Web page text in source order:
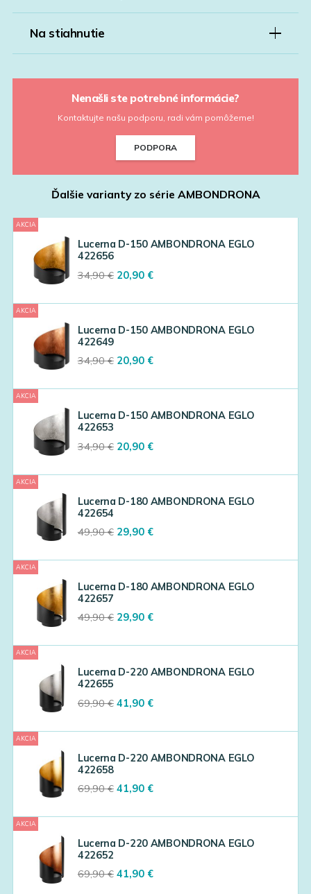
Na stiahnutie
Nenašli ste potrebné informácie?
Kontaktujte našu podporu, radi vám pomôžeme!
PODPORA
Ďalšie varianty zo série AMBONDRONA
AKCIA
Lucerna D-150 AMBONDRONA EGLO
422656
34,90€ Original
was:
20,90 €Current
is:
AKCIA
Lucerna D-150 AMBONDRONA EGLO
422649
34,90€ Original
was:
20,90 €Current
is:
AKCIA
Lucerna D-150 AMBONDRONA EGLO
422653
34,90€ Original
was:
20,90 €Current
is:
AKCIA
Lucerna D-180 AMBONDRONA EGLO
422654
49,90€ Original
was:
29,90 €Current
is:
AKCIA
Lucerna D-180 AMBONDRONA EGLO
422657
49,90€ Original
was:
29,90 €Current
is:
AKCIA
Lucerna D-220 AMBONDRONA EGLO
422655
69,90€ Original
was:
41,90 €Current
is:
AKCIA
Lucerna D-220 AMBONDRONA EGLO
422658
69,90€ Original
was:
41,90 €Current
is:
AKCIA
Lucerna D-220 AMBONDRONA EGLO
422652
69,90€ Original
41,90 €Current